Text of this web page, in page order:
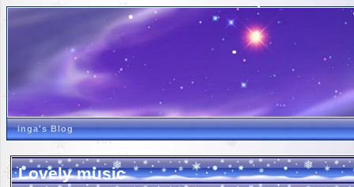
inga's Blog
Lovely music